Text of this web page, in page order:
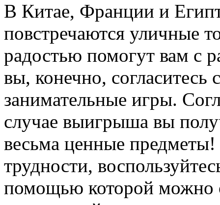
В Китае, Франции и
повстречаются уличные
радостью помогут вам с
вы, конечно, согласитесь
занимательные игры.
случае выигрыша вы
весьма ценные
трудности,
помощью которой можно